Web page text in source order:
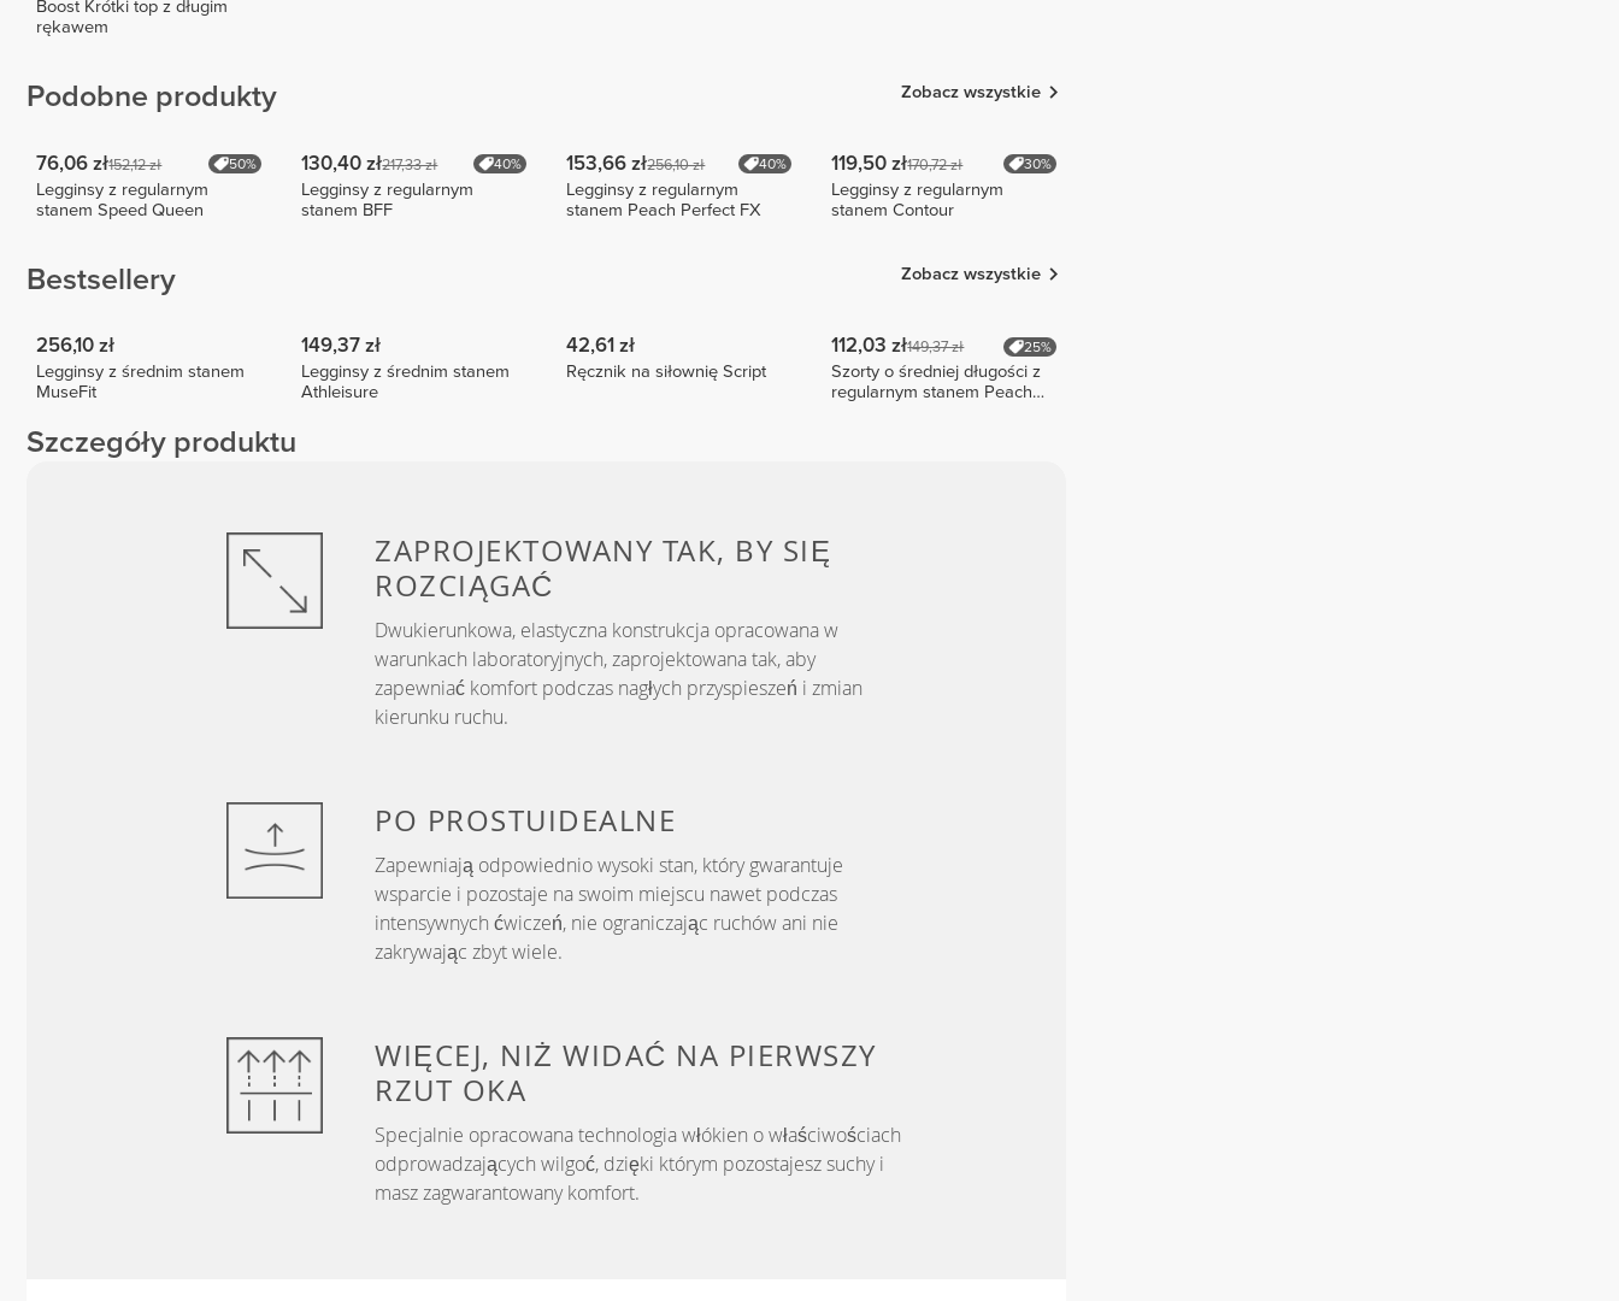
Boost Krótki top z długim
rękawem
Podobne produkty Zobacz wszystkie
76,06 zł152,12 zł 50%
Legginsy z regularnym
stanem Speed Queen
130,40 zł217,33 zł 40%
Legginsy z regularnym
stanem BFF
153,66 zł256,10 zł 40%
Legginsy z regularnym
stanem Peach Perfect FX
119,50 zł170,72 zł 30%
Legginsy z regularnym
stanem Contour
Bestsellery Zobacz wszystkie
256,10 zł
Legginsy z średnim stanem
MuseFit
149,37 zł
Legginsy z średnim stanem
Athleisure
42,61 zł
Ręcznik na siłownię Script
112,03 zł149,37 zł 25%
Szorty o średniej długości z
regularnym stanem Peach
Szczegóły produktu
ZAPROJEKTOWANY TAK, BY SIĘ
ROZCIĄGAĆ
Dwukierunkowa, elastyczna konstrukcja opracowana w
warunkach laboratoryjnych, zaprojektowana tak, aby
zapewniać komfort podczas nagłych przyspieszeń i zmian
kierunku ruchu.
PO PROSTUIDEALNE
Zapewniają odpowiednio wysoki stan, który gwarantuje
wsparcie i pozostaje na swoim miejscu nawet podczas
intensywnych ćwiczeń, nie ograniczając ruchów ani nie
zakrywając zbyt wiele.
WIĘCEJ, NIŻ WIDAĆ NA PIERWSZY
RZUT OKA
Specjalnie opracowana technologia włókien o właściwościach
odprowadzających wilgoć, dzięki którym pozostajesz suchy i
masz zagwarantowany komfort.